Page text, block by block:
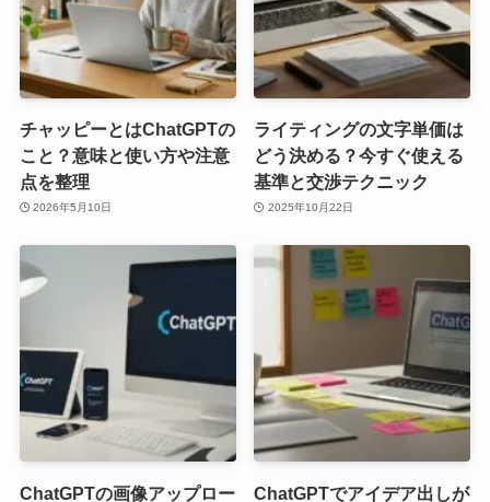
チャッピーとはChatGPTの
こと？意味と使い方や注意
点を整理
2026年5月10日
ライティングの文字単価は
どう決める？今すぐ使える
基準と交渉テクニック
2025年10月22日
ChatGPTの画像アップロー
ChatGPTでアイデア出しが